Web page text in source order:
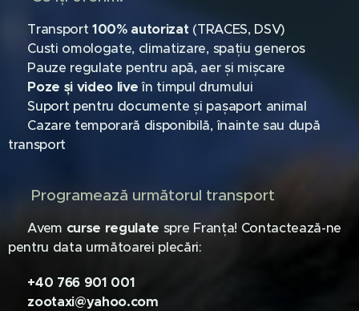
🐾 Transport100% autorizat(TRACES, DSV)
🐾 Custi omologate, climatizare, spațiu generos
🐾 Pauze regulate pentru apă, aer și mișcare
Poze și video liveîn timpul drumului
🐾 Suport pentru documente și pașaport animal
🐾 Cazare temporară disponibilă, înainte sau după
transport
📅 Programează următorul transport
🗓️ Avem curse regulate spre Franța! Contactează-ne
pentru data următoarei plecări:
+40 766 901 001
zootaxi@yahoo.com